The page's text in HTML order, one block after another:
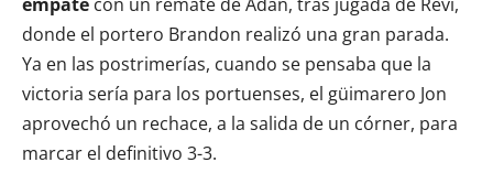
donde el portero Brandon realizó una gran parada.
Ya en las postrimerías, cuando se pensaba que la
victoria sería para los portuenses, el güimarero Jon
aprovechó un rechace, a la salida de un córner, para
marcar el definitivo 3-3.